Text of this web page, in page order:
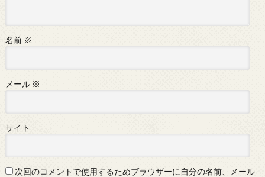
名前 ※
メール ※
サイト
次回のコメントで使用するためブラウザーに自分の名前、メール